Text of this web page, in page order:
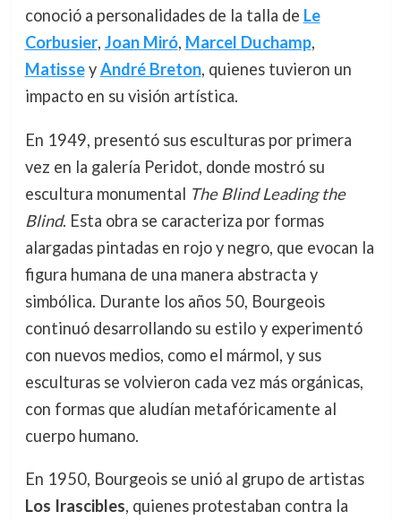
conoció a personalidades de la talla de Le
Corbusier, Joan Miró, Marcel Duchamp,
MatisseyAndré Breton, quienes tuvieron un
impacto en su visión artística.
En 1949, presentó sus esculturas por primera
vez en la galería Peridot, donde mostró su
escultura monumental The Blind Leading the
Blind. Esta obra se caracteriza por formas
alargadas pintadas en rojo y negro, que evocan la
figura humana de una manera abstracta y
simbólica. Durante los años 50, Bourgeois
continuó desarrollando su estilo y experimentó
con nuevos medios, como el mármol, y sus
esculturas se volvieron cada vez más orgánicas,
con formas que aludían metafóricamente al
cuerpo humano.
En 1950, Bourgeois se unió al grupo de artistas
Los Irascibles, quienes protestaban contra la